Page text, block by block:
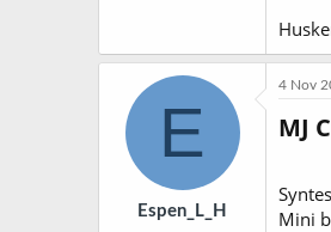
E
Espen_L_H
4 Nov
MJ
Mini